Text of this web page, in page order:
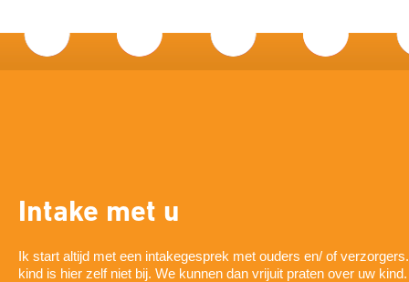
Intake met u
Ik start altijd met een intakegesprek met ouders en/ of
kind is hier zelf niet bij. We kunnen dan vrijuit praten over uw